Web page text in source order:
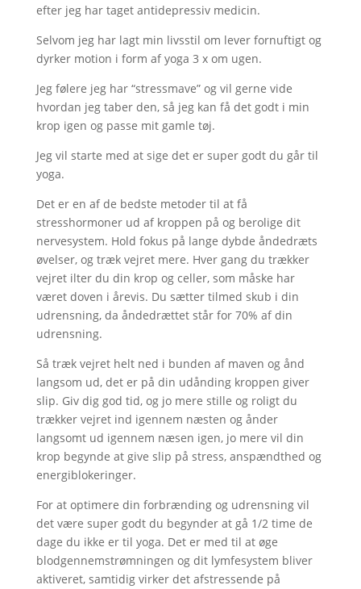
efter jeg har taget antidepressiv medicin.
Selvom jeg har lagt min livsstil om lever fornuftigt og
dyrker motion i form af yoga 3 x om ugen.
Jeg følere jeg har “stressmave” og vil gerne vide
hvordan jeg taber den, så jeg kan få det godt i min
krop igen og passe mit gamle tøj.
Jeg vil starte med at sige det er super godt du går til
yoga.
Det er en af de bedste metoder til at få
stresshormoner ud af kroppen på og berolige dit
nervesystem. Hold fokus på lange dybde åndedræts
øvelser, og træk vejret mere. Hver gang du trækker
vejret ilter du din krop og celler, som måske har
været doven i årevis. Du sætter tilmed skub i din
udrensning, da åndedrættet står for 70% af din
udrensning.
Så træk vejret helt ned i bunden af maven og ånd
langsom ud, det er på din udånding kroppen giver
slip. Giv dig god tid, og jo mere stille og roligt du
trækker vejret ind igennem næsten og ånder
langsomt ud igennem næsen igen, jo mere vil din
krop begynde at give slip på stress, anspændthed og
energiblokeringer.
For at optimere din forbrænding og udrensning vil
det være super godt du begynder at gå 1/2 time de
dage du ikke er til yoga. Det er med til at øge
blodgennemstrømningen og dit lymfesystem bliver
aktiveret, samtidig virker det afstressende på